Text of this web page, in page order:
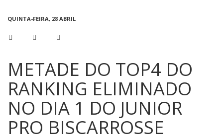
QUINTA-FEIRA, 28 ABRIL
METADE DO TOP4 DO
RANKING ELIMINADO
NO DIA 1 DO JUNIOR
PRO BISCARROSSE